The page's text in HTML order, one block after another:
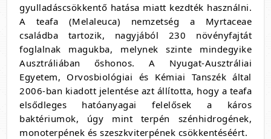
gyulladáscsökkentő hatása miatt kezdték használni.
A teafa (Melaleuca) nemzetség a Myrtaceae
családba tartozik, nagyjából 230 növényfajtát
foglalnak magukba, melynek szinte mindegyike
Ausztráliában őshonos. A Nyugat-Ausztráliai
Egyetem, Orvosbiológiai és Kémiai Tanszék által
2006-ban kiadott jelentése azt állította, hogy a teafa
elsődleges hatóanyagai felelősek a káros
baktériumok, úgy mint terpén szénhidrogének,
monoterpének és szeszkviterpének csökkentéséért.